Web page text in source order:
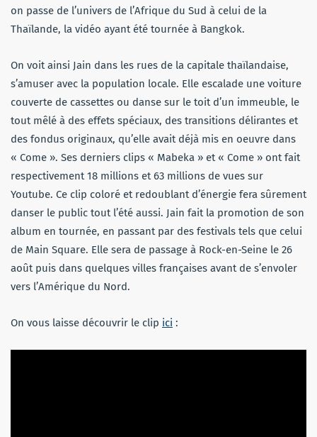
on passe de l’univers de l’Afrique du Sud à celui de la
Thaïlande, la vidéo ayant été tournée à Bangkok.
On voit ainsi Jain dans les rues de la capitale thaïlandaise,
s’amuser avec la population locale. Elle escalade une voiture
couverte de cassettes ou danse sur le toit d’un immeuble, le
tout mêlé à des effets spéciaux, des transitions délirantes et
des fondus originaux, qu’elle avait déjà mis en oeuvre dans
« Come ». Ses derniers clips « Mabeka » et « Come » ont fait
respectivement 18 millions et 63 millions de vues sur
Youtube. Ce clip coloré et redoublant d’énergie fera sûrement
danser le public tout l’été aussi. Jain fait la promotion de son
album en tournée, en passant par des festivals tels que celui
de Main Square. Elle sera de passage à Rock-en-Seine le 26
août puis dans quelques villes françaises avant de s’envoler
vers l’Amérique du Nord.
On vous laisse découvrir le clip ici :